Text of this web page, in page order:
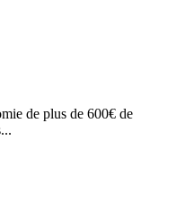
de plus de 600€ de